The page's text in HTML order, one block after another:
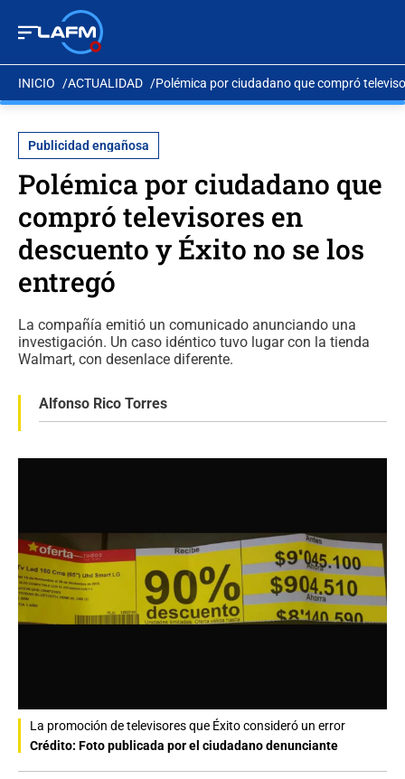
INICIO ACTUALIDAD Polémica por ciudadano que compró
Publicidad engañosa
Polémica por ciudadano que
compró televisores en
descuento y Éxito no se los
entregó
La compañía emitió un comunicado anunciando una
investigación. Un caso idéntico tuvo lugar con la tienda
Walmart, con desenlace diferente.
Alfonso Rico Torres
La promoción de televisores que Éxito consideró un error
Crédito: Foto publicada por el ciudadano denunciante